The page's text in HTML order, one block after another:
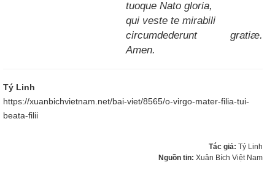
tuoque Nato gloria,
qui veste te mirabili
circumdederunt gratiæ.
Amen.
Tý Linh
https://xuanbichvietnam.net/bai-viet/8565/o-virgo-mater-filia-tui-
beata-filii
Tác giả: Tý Linh
Nguồn tin: Xuân Bích Việt Nam